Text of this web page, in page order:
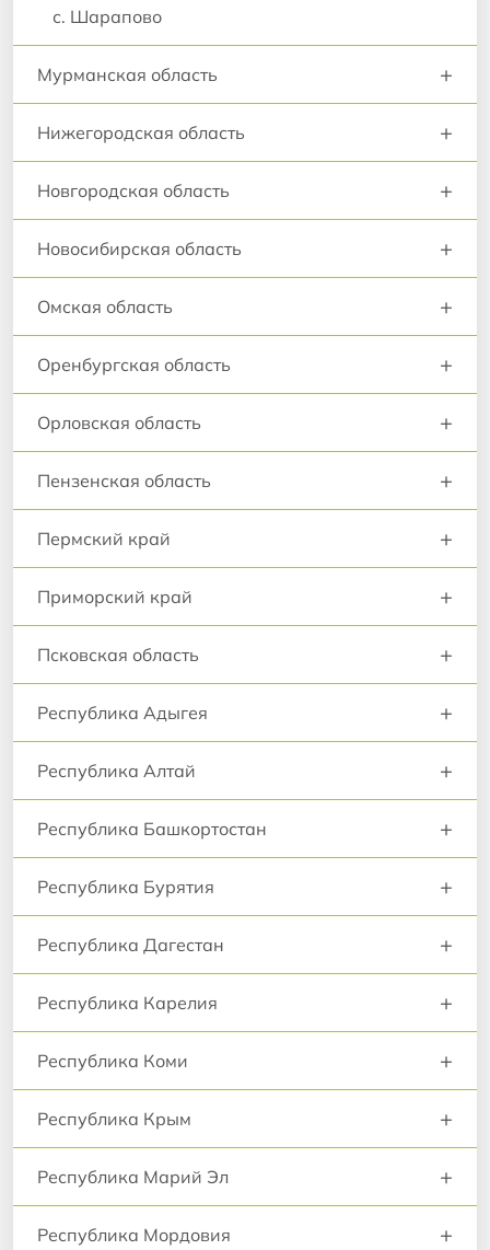
с. Шарапово
Мурманская область +
Нижегородская область +
Новгородская область +
Новосибирская область +
Омская область +
Оренбургская область +
Орловская область +
Пензенская область +
Пермский край +
Приморский край +
Псковская область +
Республика Адыгея +
Республика Алтай +
Республика Башкортостан +
Республика Бурятия +
Республика Дагестан +
Республика Карелия +
Республика Коми +
Республика Крым +
Республика Марий Эл +
Республика Мордовия +